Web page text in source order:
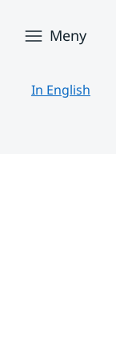
Meny
In English